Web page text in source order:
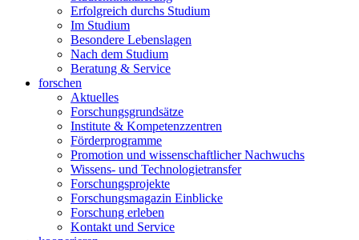
Erfolgreich durchs Studium
Im Studium
Besondere Lebenslagen
Nach dem Studium
Beratung & Service
forschen
Aktuelles
Forschungsgrundsätze
Institute & Kompetenzzentren
Förderprogramme
Promotion und wissenschaftlicher Nachwuchs
Wissens- und Technologietransfer
Forschungsprojekte
Forschungsmagazin Einblicke
Forschung erleben
Kontakt und Service